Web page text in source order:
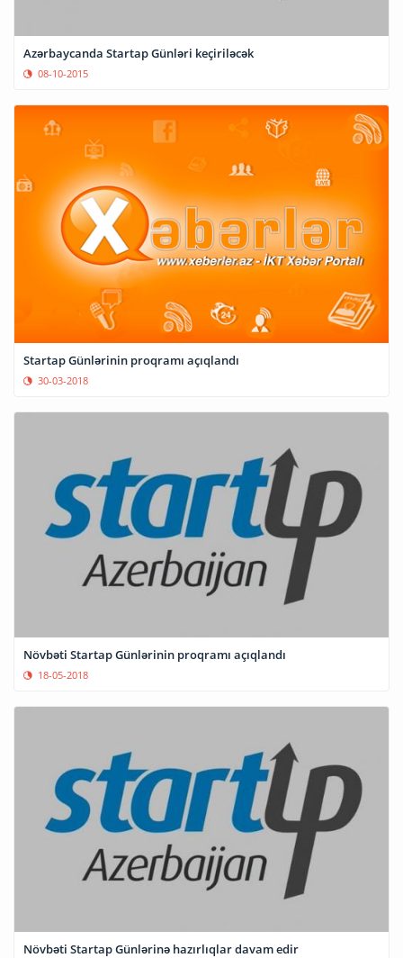
Azərbaycanda Startap Günləri keçiriləcək
08-10-2015
Startap Günlərinin proqramı açıqlandı
30-03-2018
Növbəti Startap Günlərinin proqramı açıqlandı
18-05-2018
Növbəti Startap Günlərinə hazırlıqlar davam edir